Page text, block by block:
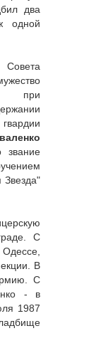
два
одной
Совета
при
звание
С
В
С
- в
1987